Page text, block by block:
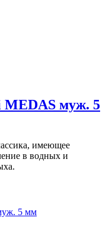
MEDAS муж. 5
имеющее
в водных и